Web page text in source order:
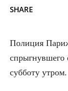
SHARE
Полиция
субботу утром.